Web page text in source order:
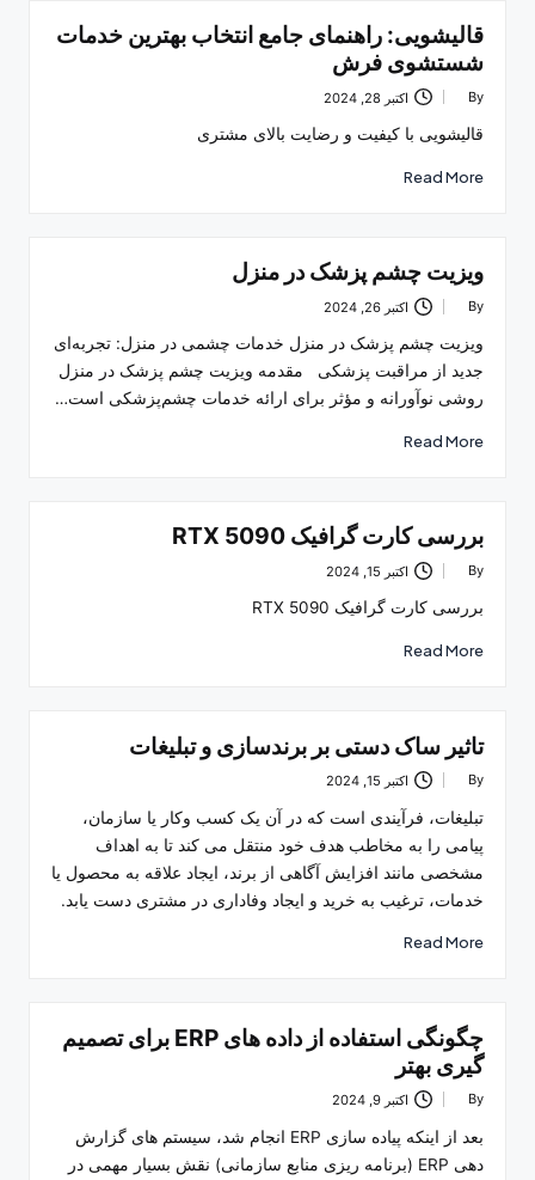
قالیشویی: راهنمای جامع انتخاب بهترین خدمات
شستشوی فرش
Posted
By اکتبر 28, 2024
قالیشویی با کیفیت و رضایت بالای مشتری
Read More
ویزیت چشم پزشک در منزل
Posted
By اکتبر 26, 2024
ویزیت چشم پزشک در منزل خدمات چشمی در منزل: تجربه‌ای
جدید از مراقبت پزشکی مقدمه ویزیت چشم پزشک در منزل
روشی نوآورانه و مؤثر برای ارائه خدمات چشم‌پزشکی است…
Read More
بررسی کارت گرافیک RTX 5090
Posted
By اکتبر 15, 2024
بررسی کارت گرافیک RTX 5090
Read More
تاثیر ساک دستی بر برندسازی و تبلیغات
Posted
By اکتبر 15, 2024
تبلیغات، فرآیندی است که در آن یک کسب وکار یا سازمان،
پیامی را به مخاطب هدف خود منتقل می کند تا به اهداف
مشخصی مانند افزایش آگاهی از برند، ایجاد علاقه به محصول یا
خدمات، ترغیب به خرید و ایجاد وفاداری در مشتری دست یابد.
Read More
چگونگی استفاده از داده های ERP برای تصمیم
گیری بهتر
Posted
By اکتبر 9, 2024
بعد از اینکه پیاده سازی ERP انجام شد، سیستم های گزارش
دهی ERP (برنامه ریزی منابع سازمانی) نقش بسیار مهمی در